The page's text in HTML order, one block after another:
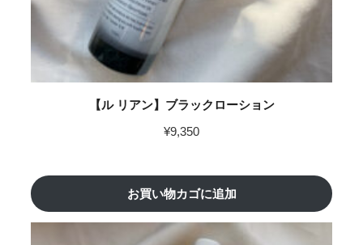
【ル リアン】ブラックローション
¥9,350
お買い物カゴに追加